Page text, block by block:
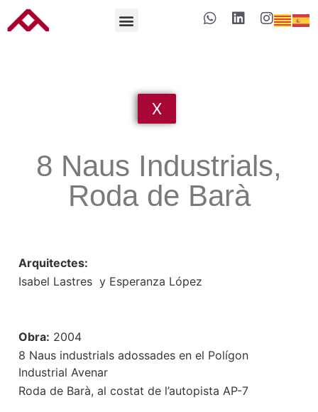
X
8 Naus Industrials,
Roda de Barà
Arquitectes:
Isabel Lastres y Esperanza López
Obra: 2004
8 Naus industrials adossades en el Polígon
Industrial Avenar
Roda de Barà, al costat de l’autopista AP-7